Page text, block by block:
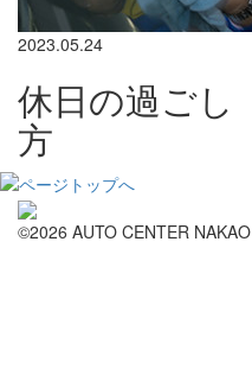
2023.05.24
休日の過ごし
方
©2026 AUTO CENTER NAKAO